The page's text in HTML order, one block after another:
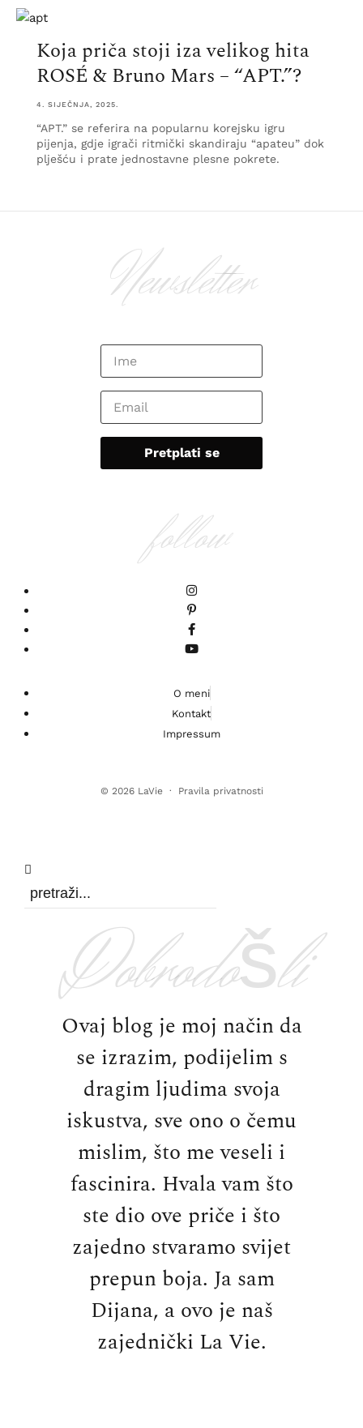
Koja priča stoji iza velikog hita
ROSÉ & Bruno Mars – “APT.”?
4. SIJEČNJA, 2025.
“APT.” se referira na popularnu korejsku igru
pijenja, gdje igrači ritmički skandiraju “apateu” dok
plješću i prate jednostavne plesne pokrete.
Newsletter
follow
O meni
Kontakt
Impressum
© 2026 LaVie· Pravila privatnosti
Dobrodošli
Ovaj blog je moj način da
se izrazim, podijelim s
dragim ljudima svoja
iskustva, sve ono o čemu
mislim, što me veseli i
fascinira. Hvala vam što
ste dio ove priče i što
zajedno stvaramo svijet
prepun boja. Ja sam
Dijana, a ovo je naš
zajednički La Vie.